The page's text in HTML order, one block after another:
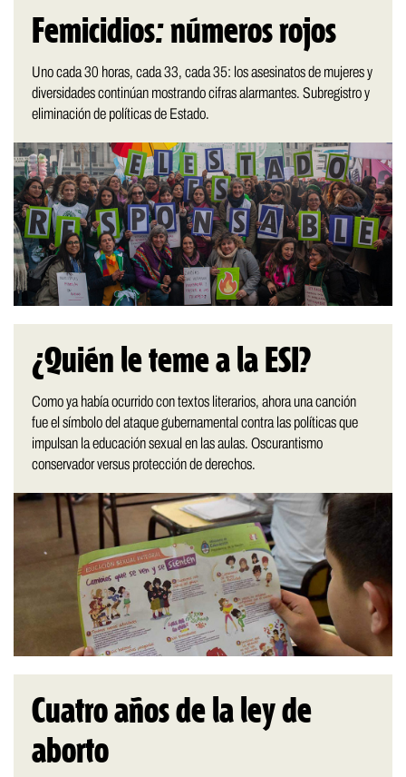
Femicidios: números rojos
Uno cada 30 horas, cada 33, cada 35: los asesinatos de mujeres y
diversidades continúan mostrando cifras alarmantes. Subregistro y
eliminación de políticas de Estado.
¿Quién le teme a la ESI?
Como ya había ocurrido con textos literarios, ahora una canción
fue el símbolo del ataque gubernamental contra las políticas que
impulsan la educación sexual en las aulas. Oscurantismo
conservador versus protección de derechos.
Cuatro años de la ley de
aborto